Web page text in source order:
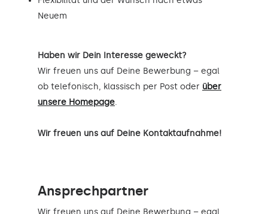
Neuem
Haben wir Dein Interesse geweckt?
Wir freuen uns auf Deine Bewerbung – egal
ob telefonisch, klassisch per Post oder über
unsere Homepage.
Wir freuen uns auf Deine Kontaktaufnahme!
Ansprechpartner
Wir freuen uns auf Deine Bewerbung – egal